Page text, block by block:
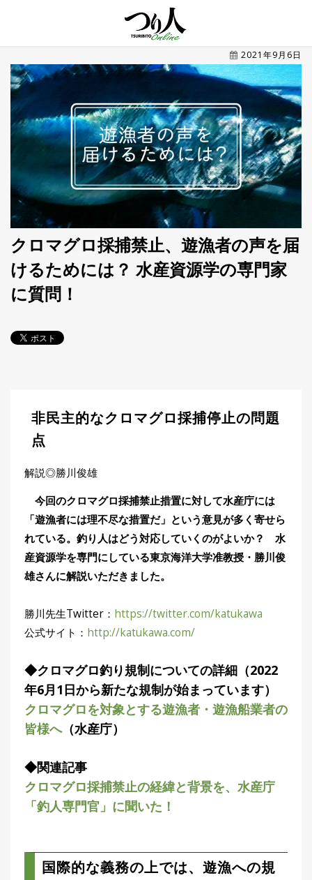
2021年9月6日
クロマグロ採捕禁止、遊漁者の声を届
けるためには？ 水産資源学の専門家
に質問！
非民主的なクロマグロ採捕停止の問題
点
解説◎勝川俊雄
今回のクロマグロ採捕禁止措置に対して水産庁には
「遊漁者には理不尽な措置だ」という意見が多く寄せら
れている。釣り人はどう対応していくのがよいか？ 水
産資源学を専門にしている東京海洋大学准教授・勝川俊
雄さんに解説いただきました。
勝川先生Twitter： https://twitter.com/katukawa
公式サイト： http://katukawa.com/
◆クロマグロ釣り規制についての詳細 （2022
年6月1日から新たな規制が始まっています）
クロマグロを対象とする遊漁者・遊漁船業者の
皆様へ（水産庁）
◆関連記事
クロマグロ採捕禁止の経緯と背景を、水産庁
「釣人専門官」に聞いた！
国際的な義務の上では、遊漁への規
ン
ド・
最新
UP
新
着
記
No.1
ラ
ン
ン
グ
HOT
釣具
NEWS
探
す・
か
ら
探
す
›
国
お
す
す
め
釣
り
›
編
集
お
す
す
め
釣
り
›
ス釣り）